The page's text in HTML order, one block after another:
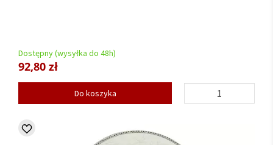
Dostępny (wysyłka do 48h)
92,80 zł
Do koszyka